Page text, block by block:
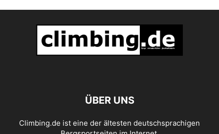
ÜBER UNS
Climbing.de ist eine der ältesten deutschsprachigen